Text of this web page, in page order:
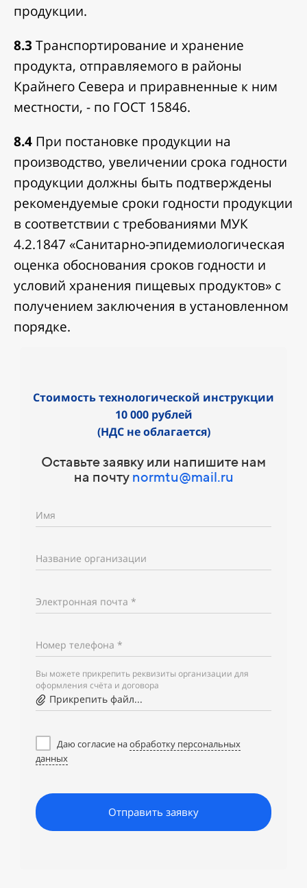
продукции.
8.3 Транспортирование и хранение
продукта, отправляемого в районы
Крайнего Севера и приравненные к ним
местности, - по ГОСТ 15846.
8.4 При постановке продукции на
производство, увеличении срока годности
продукции должны быть подтверждены
рекомендуемые сроки годности продукции
в соответствии с требованиями МУК
4.2.1847 «Санитарно-эпидемиологическая
оценка обоснования сроков годности и
условий хранения пищевых продуктов» с
получением заключения в установленном
порядке.
Стоимость технологической инструкции
10 000 рублей
(НДС не облагается)
Оставьте заявку или напишите нам
на почту normtu@mail.ru
Имя
Название организации
Электронная почта *
Номер телефона *
Вы можете прикрепить реквизиты организации для
оформления счёта и договора
Прикрепить файл...
Даю согласие наобработку персональных
данных
Отправить заявку